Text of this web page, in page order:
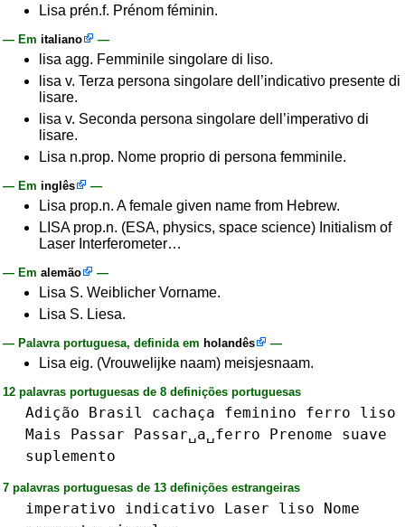
Lisa prén.f. Prénom féminin.
— Em italiano —
lisa agg. Femminile singolare di liso.
lisa v. Terza persona singolare dell’indicativo presente di
lisare.
lisa v. Seconda persona singolare dell’imperativo di
lisare.
Lisa n.prop. Nome proprio di persona femminile.
— Em inglês —
Lisa prop.n. A female given name from Hebrew.
LISA prop.n. (ESA, physics, space science) Initialism of
Laser Interferometer…
— Em alemão —
Lisa S. Weiblicher Vorname.
Lisa S. Liesa.
— Palavra portuguesa, definida em holandês —
Lisa eig. (Vrouwelijke naam) meisjesnaam.
12 palavras portuguesas de 8 definições portuguesas
Adição Brasil cachaça feminino ferro
liso
Mais
Passar Passar␣a␣ferro Prenome
suave
suplemento
7 palavras portuguesas de 13 definições estrangeiras
imperativo indicativo Laser liso
Nome